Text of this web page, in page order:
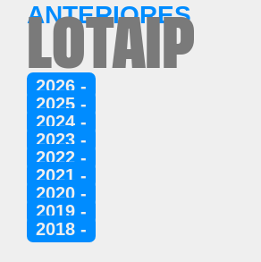
ANTERIORES
LOTAIP
2026 -
2025 -
2024 -
2023 -
2022 -
2021 -
2020 -
2019 -
2018 -